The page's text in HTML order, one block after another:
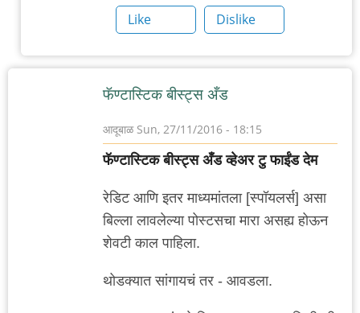
2
नावाचा
एक
by
गब्बर
सिंग
Like
Dislike
फॅण्टास्टिक बीस्ट्स अँड
आदूबाळSun, 27/11/2016 - 18:15
फॅण्टास्टिक बीस्ट्स अँड व्हेअर टु फाईंड देम
रेडिट आणि इतर माध्यमांतला [स्पॉयलर्स] असा
बिल्ला लावलेल्या पोस्टसचा मारा असह्य होऊन
शेवटी काल पाहिला.
थोडक्यात सांगायचं तर - आवडला.